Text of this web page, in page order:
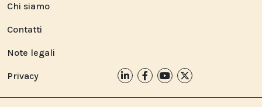
Chi siamo
Contatti
Note legali
Privacy